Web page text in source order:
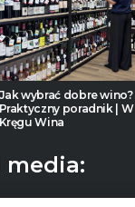
Jak wybrać dobre wino?
Praktyczny poradnik | W
Kręgu Wina
media: